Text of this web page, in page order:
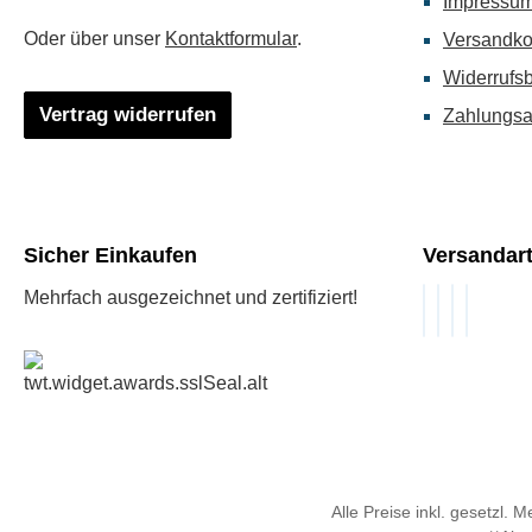
Oder über unser Kontaktformular.
Vertrag widerrufen
Sicher Einkaufen
Mehrfach ausgezeichnet und zertifiziert!
Alle Preise inkl. gesetzl.